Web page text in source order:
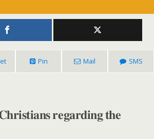
Pin Mail SMS
𝐫𝐞𝐠𝐚𝐫𝐝𝐢𝐧𝐠 𝐭𝐡𝐞